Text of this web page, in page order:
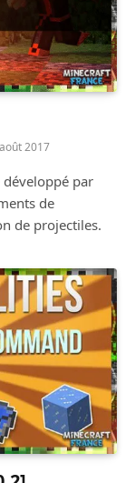
2017
par
de
de projectiles.